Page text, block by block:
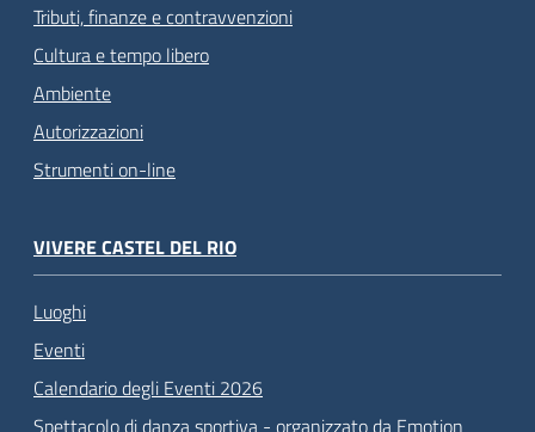
Tributi, finanze e contravvenzioni
Cultura e tempo libero
Ambiente
Autorizzazioni
Strumenti on-line
VIVERE CASTEL DEL RIO
Luoghi
Eventi
Calendario degli Eventi 2026